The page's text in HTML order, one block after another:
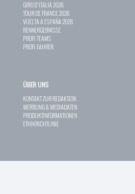
GIRO D`ITALIA 2026
TOUR DE FRANCE 2026
VUELTA A ESPAÑA 2026
RENNERGEBNISSE
PROFI-TEAMS
PROFI-FAHRER
ÜBER UNS
KONTAKT ZUR REDAKTION
WERBUNG & MEDIADATEN
PRODUKTINFORMATIONEN
ETHIKRICHTLINIE